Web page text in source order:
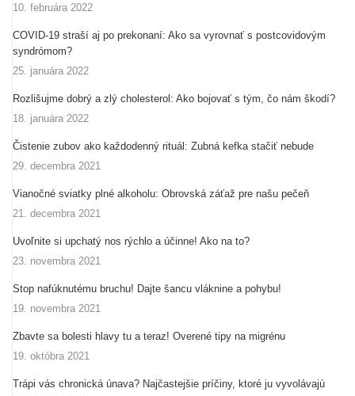
10. februára 2022
COVID-19 straší aj po prekonaní: Ako sa vyrovnať s postcovidovým
syndrómom?
25. januára 2022
Rozlišujme dobrý a zlý cholesterol: Ako bojovať s tým, čo nám škodí?
18. januára 2022
Čistenie zubov ako každodenný rituál: Zubná kefka stačiť nebude
29. decembra 2021
Vianočné sviatky plné alkoholu: Obrovská záťaž pre našu pečeň
21. decembra 2021
Uvoľnite si upchatý nos rýchlo a účinne! Ako na to?
23. novembra 2021
Stop nafúknutému bruchu! Dajte šancu vláknine a pohybu!
19. novembra 2021
Zbavte sa bolesti hlavy tu a teraz! Overené tipy na migrénu
19. októbra 2021
Trápi vás chronická únava? Najčastejšie príčiny, ktoré ju vyvolávajú